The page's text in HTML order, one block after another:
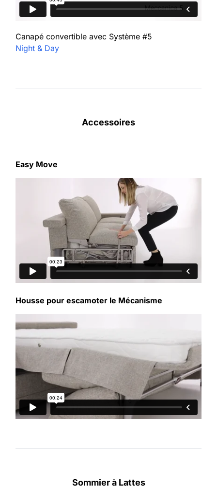
Canapé convertible avec Système #5
Night & Day
Accessoires
Easy Move
Housse pour escamoter le Mécanisme
Sommier à Lattes